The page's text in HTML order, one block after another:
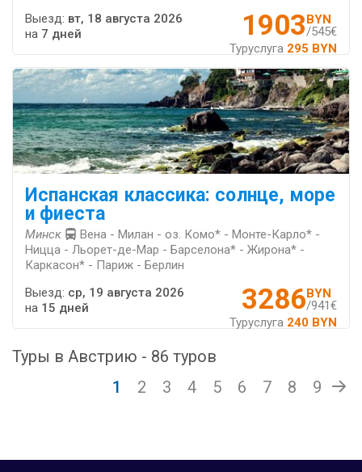
1903BYN
/545€
Туруслуга 295 BYN
Выезд: вт, 18 августа 2026
на 7 дней
Испанская классика: солнце, море
и фиеста
Минск
Вена - Милан - оз. Комо* - Монте-Карло* -
Ницца - Льорет-де-Мар - Барселона* - Жирона* -
Каркасон* - Париж - Берлин
3286BYN
/941€
Туруслуга 240 BYN
Выезд: ср, 19 августа 2026
на 15 дней
Туры в Австрию - 86 туров
1
2 3 4 5 6 7 8 9